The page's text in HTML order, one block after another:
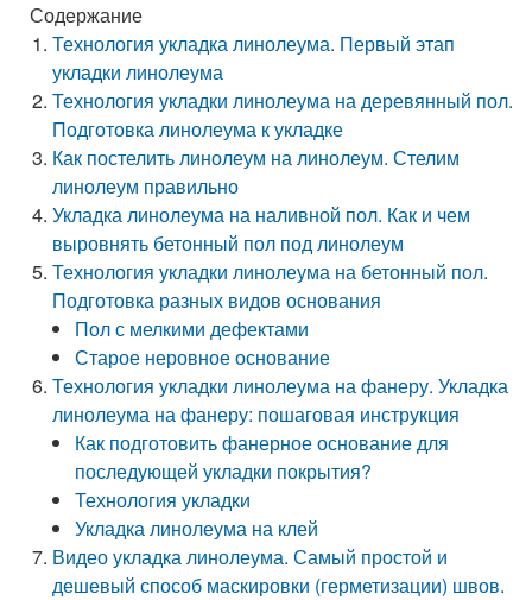
Содержание
Технология укладка линолеума. Первый этап
укладки линолеума
Технология укладки линолеума на деревянный пол.
Подготовка линолеума к укладке
Как постелить линолеум на линолеум. Стелим
линолеум правильно
Укладка линолеума на наливной пол. Как и чем
выровнять бетонный пол под линолеум
Технология укладки линолеума на бетонный пол.
Подготовка разных видов основания
Пол с мелкими дефектами
Старое неровное основание
Технология укладки линолеума на фанеру. Укладка
линолеума на фанеру: пошаговая инструкция
Как подготовить фанерное основание для
последующей укладки покрытия?
Технология укладки
Укладка линолеума на клей
Видео укладка линолеума. Самый простой и
дешевый способ маскировки (герметизации) швов.